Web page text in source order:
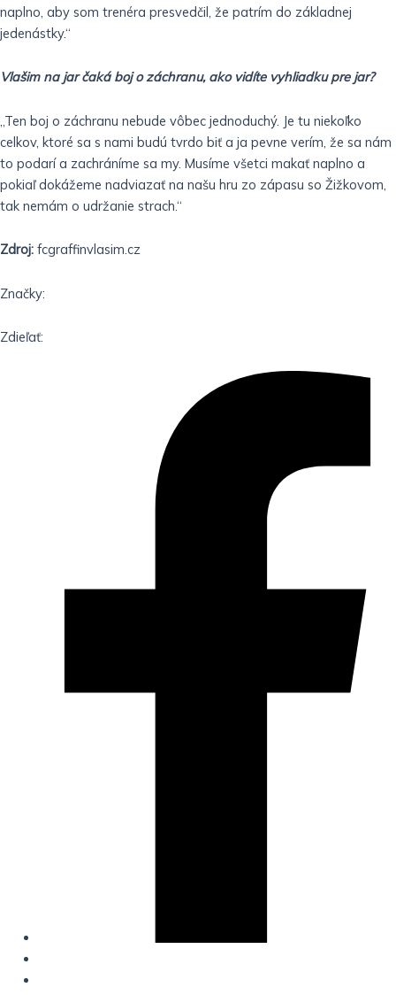
naplno, aby som trenéra presvedčil, že patrím do základnej
jedenástky.“
Vlašim na jar čaká boj o záchranu, ako vidíte vyhliadku pre jar?
„Ten boj o záchranu nebude vôbec jednoduchý. Je tu niekoľko
celkov, ktoré sa s nami budú tvrdo biť a ja pevne verím, že sa nám
to podarí a zachráníme sa my. Musíme všetci makať naplno a
pokiaľ dokážeme nadviazať na našu hru zo zápasu so Žižkovom,
tak nemám o udržanie strach.“
Zdroj: fcgraffinvlasim.cz
Značky:
Zdieľať: